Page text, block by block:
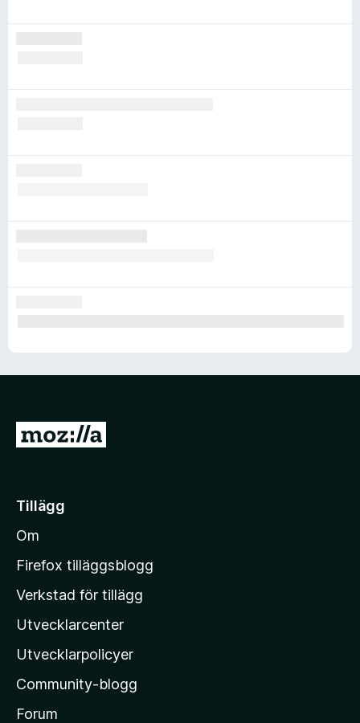
G
i
l
M
z
i
l
a
s
Tillägg
Om
Firefox tilläggsblogg
Verkstad för tillägg
Utvecklarcenter
Utvecklarpolicyer
Community-blogg
Forum